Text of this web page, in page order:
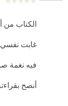
الكتاب من
غابت
فيه نغمة
أنصح